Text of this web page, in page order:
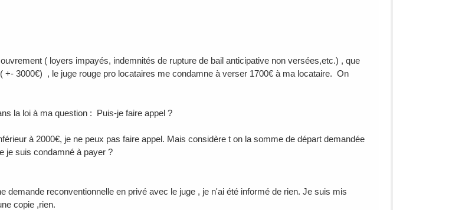
( loyers impayés, indemnités de rupture de bail anticipative non versées,etc.) , que
+- 3000€) , le juge rouge pro locataires me condamne à verser 1700€ à ma locataire. On
la loi à ma question : Puis-je faire appel ?
à 2000€, je ne peux pas faire appel. Mais considère t on la somme de départ demandée
je suis condamné à payer ?
demande reconventionnelle en privé avec le juge , je n'ai été informé de rien. Je suis mis
copie ,rien.